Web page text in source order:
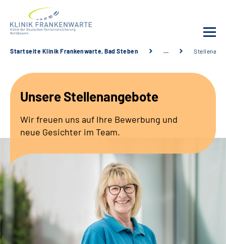
Leistungsangebot
Fachbereiche
Service
Karriere
Suche
Leichte Sprache
Startseite Klinik Frankenwarte, Bad Steben …
Unsere Stellenangebote
Wir freuen uns auf Ihre Bewerbung und
neue Gesichter im Team.